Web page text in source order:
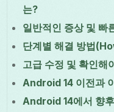
는?
일반적인 증상 및 빠
단계별 해결 방법
고급 수정 및 확인해
Android 14 이전과
Android 14에서 향